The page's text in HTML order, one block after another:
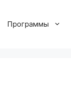
Программы